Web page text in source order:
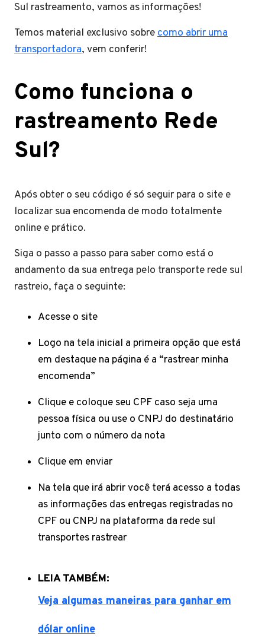
Sul rastreamento, vamos as informações!
Temos material exclusivo sobrecomo abrir uma
transportadora, vem conferir!
Como funciona o
rastreamento Rede
Sul?
Após obter o seu código é só seguir para o site e
localizar sua encomenda de modo totalmente
online e prático.
Siga o passo a passo para saber como está o
andamento da sua entrega pelo transporte rede sul
rastreio, faça o seguinte:
Acesse o site
Logo na tela inicial a primeira opção que está
em destaque na página é a “rastrear minha
encomenda”
Clique e coloque seu CPF caso seja uma
pessoa física ou use o CNPJ do destinatário
junto com o número da nota
Clique em enviar
Na tela que irá abrir você terá acesso a todas
as informações das entregas registradas no
CPF ou CNPJ na plataforma da rede sul
transportes rastrear
LEIA TAMBÉM:
Veja algumas maneiras para ganhar em
dólar online